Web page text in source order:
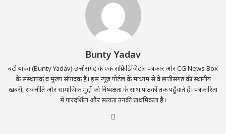
Bunty Yadav
बंटी यादव (Bunty Yadav) छत्तीसगढ़ के एक सक्रिय डिजिटल पत्रकार और CG News Box
के संस्थापक व मुख्य संपादक हैं। इस न्यूज़ पोर्टल के माध्यम से वे छत्तीसगढ़ की स्थानीय
खबरों, राजनीति और सामाजिक मुद्दों को निष्पक्षता के साथ पाठकों तक पहुँचाते हैं। पत्रकारिता
में पारदर्शिता और सत्यता उनकी प्राथमिकता है।